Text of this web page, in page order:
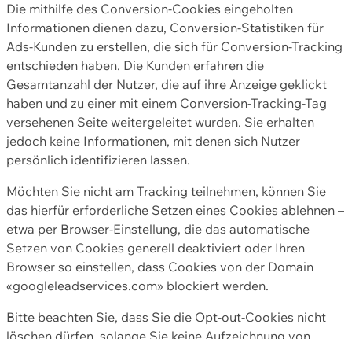
Die mithilfe des Conversion-Cookies eingeholten
Informationen dienen dazu, Conversion-Statistiken für
Ads-Kunden zu erstellen, die sich für Conversion-Tracking
entschieden haben. Die Kunden erfahren die
Gesamtanzahl der Nutzer, die auf ihre Anzeige geklickt
haben und zu einer mit einem Conversion-Tracking-Tag
versehenen Seite weitergeleitet wurden. Sie erhalten
jedoch keine Informationen, mit denen sich Nutzer
persönlich identifizieren lassen.
Möchten Sie nicht am Tracking teilnehmen, können Sie
das hierfür erforderliche Setzen eines Cookies ablehnen –
etwa per Browser-Einstellung, die das automatische
Setzen von Cookies generell deaktiviert oder Ihren
Browser so einstellen, dass Cookies von der Domain
«googleleadservices.com» blockiert werden.
Bitte beachten Sie, dass Sie die Opt-out-Cookies nicht